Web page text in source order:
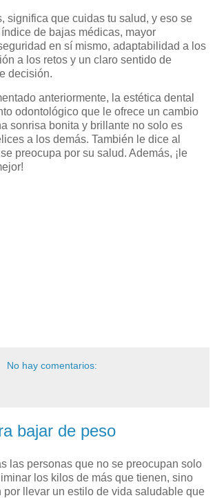
significa que cuidas tu salud, y eso se
de bajas médicas, mayor
en sí mismo, adaptabilidad a los
a los retos y un claro sentido de
decisión.
anteriormente, la estética dental
odontológico que le ofrece un cambio
sonrisa bonita y brillante no solo es
a los demás. También le dice al
preocupa por su salud. Además, ¡le
No hay comentarios:
bajar de peso
las personas que no se preocupan solo
los kilos de más que tienen, sino
por llevar un estilo de vida saludable que